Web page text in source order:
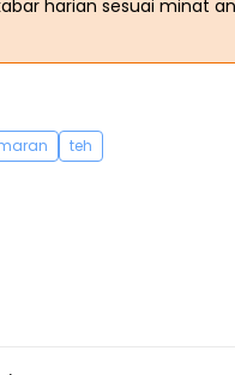
harian sesuai minat
teh